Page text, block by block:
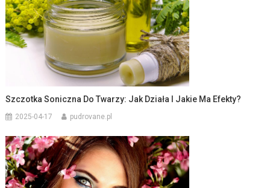
Szczotka Soniczna Do Twarzy: Jak Działa I Jakie Ma Efekty?
2025-04-17 pudrovane.pl